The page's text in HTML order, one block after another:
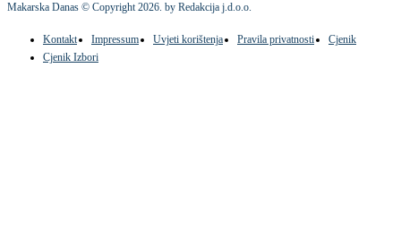
Makarska Danas © Copyright2026. by Redakcija j.d.o.o.
Kontakt Impressum Uvjeti korištenja Pravila privatnosti
Cjenik
Cjenik Izbori